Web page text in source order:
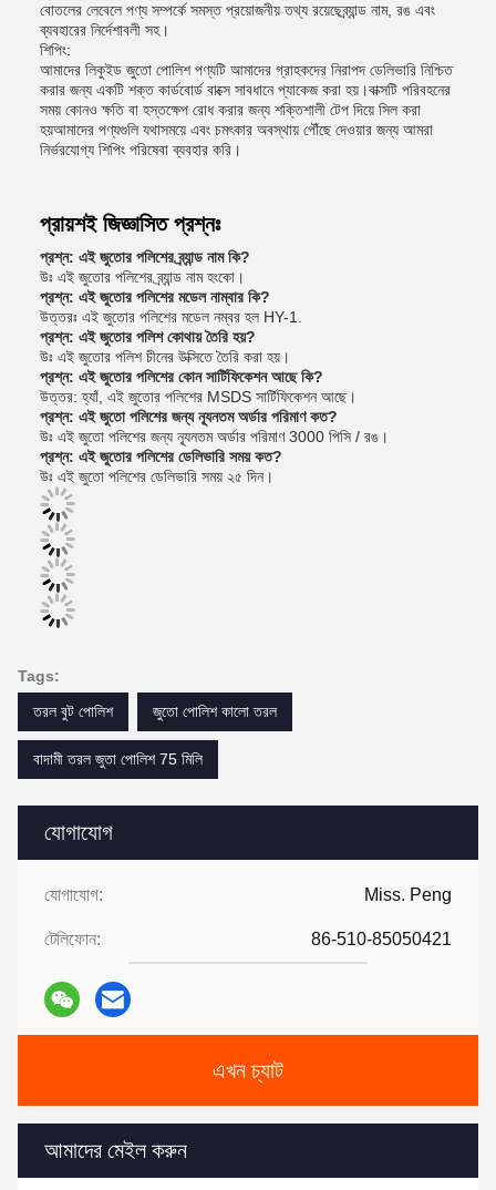
যোগাযোগ
যোগাযোগ: Miss. Peng
টেলিফোন: 86-510-85050421
এখন চ্যাট
আমাদের মেইল ​​করুন
বোতলের লেবেলে পণ্য সম্পর্কে সমস্ত প্রয়োজনীয় তথ্য রয়েছেব্র্যান্ড নাম, রঙ এবং
ব্যবহারের নির্দেশাবলী সহ।
শিপিং:
আমাদের লিকুইড জুতো পোলিশ পণ্যটি আমাদের গ্রাহকদের নিরাপদ ডেলিভারি নিশ্চিত
করার জন্য একটি শক্ত কার্ডবোর্ড বাক্সে সাবধানে প্যাকেজ করা হয়।বাক্সটি পরিবহনের
সময় কোনও ক্ষতি বা হস্তক্ষেপ রোধ করার জন্য শক্তিশালী টেপ দিয়ে সিল করা
হয়আমাদের পণ্যগুলি যথাসময়ে এবং চমৎকার অবস্থায় পৌঁছে দেওয়ার জন্য আমরা
নির্ভরযোগ্য শিপিং পরিষেবা ব্যবহার করি।
প্রায়শই জিজ্ঞাসিত প্রশ্নঃ
প্রশ্ন: এই জুতোর পলিশের ব্র্যান্ড নাম কি?
উঃ এই জুতোর পলিশের ব্র্যান্ড নাম হংকো।
প্রশ্ন: এই জুতোর পলিশের মডেল নাম্বার কি?
উত্তরঃ এই জুতোর পলিশের মডেল নম্বর হল HY-1.
প্রশ্ন: এই জুতোর পলিশ কোথায় তৈরি হয়?
উঃ এই জুতোর পলিশ চীনের উক্সিতে তৈরি করা হয়।
প্রশ্ন: এই জুতোর পলিশের কোন সার্টিফিকেশন আছে কি?
উত্তর: হ্যাঁ, এই জুতোর পলিশের MSDS সার্টিফিকেশন আছে।
প্রশ্ন: এই জুতো পলিশের জন্য ন্যূনতম অর্ডার পরিমাণ কত?
উঃ এই জুতো পলিশের জন্য ন্যূনতম অর্ডার পরিমাণ 3000 পিসি / রঙ।
প্রশ্ন: এই জুতোর পলিশের ডেলিভারি সময় কত?
উঃ এই জুতো পলিশের ডেলিভারি সময় ২৫ দিন।
Tags:
তরল বুট পোলিশ
জুতো পোলিশ কালো তরল
বাদামী তরল জুতা পোলিশ 75 মিলি